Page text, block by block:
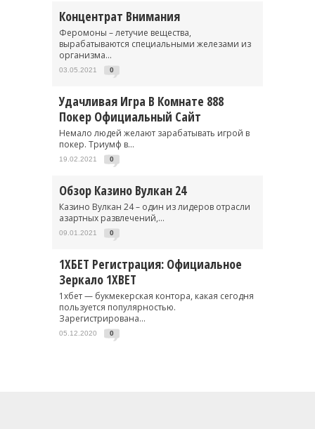
Концентрат Внимания
Феромоны – летучие вещества,
вырабатываются специальными железами из
организма...
03.05.2021 0
Удачливая Игра В Комнате 888
Покер Официальный Сайт
Немало людей желают зарабатывать игрой в
покер. Триумф в...
19.02.2021 0
Обзор Казино Вулкан 24
Казино Вулкан 24 – один из лидеров отрасли
азартных развлечений,...
09.01.2021 0
1ХБЕТ Регистрация: Официальное
Зеркало 1XBET
1хбет — букмекерская контора, какая сегодня
пользуется популярностью.
Зарегистрирована...
05.12.2020 0